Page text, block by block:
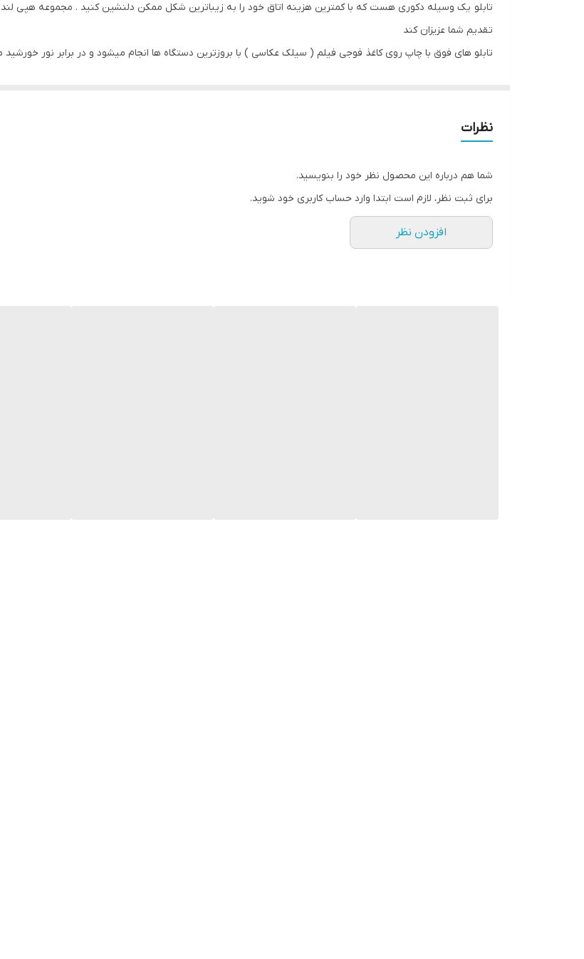
تابلو یک وسیله دکوری هست که با کمترین هزینه اتاق خود را به زیباترین شکل ممکن دلنشین کنید . مجموعه هپی
تقدیم شما عزیزان کند
تابلو های فوق با چاپ روی کاغذ فوجی فیلم ( سیلک عکاسی ) با بروزترین دستگاه ها انجام میشود و در برابر نور
نظرات
شما هم درباره این محصول نظر خود را بنویسید.
برای ثبت نظر، لازم است ابتدا وارد حساب کاربری خود شوید.
افزودن نظر